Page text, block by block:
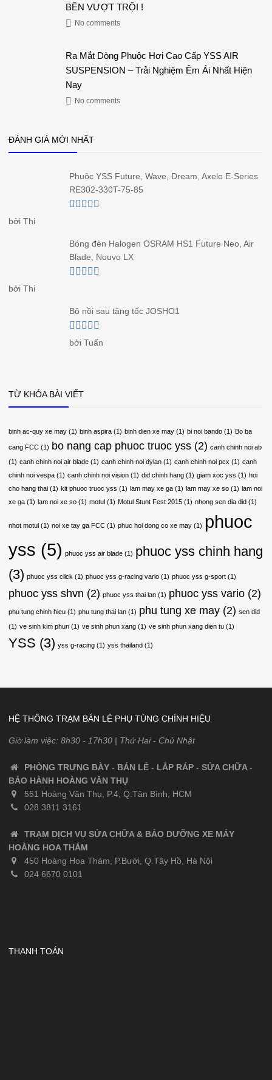
BỀN VƯỢT TRỘI !
No comments
Ra Mắt Dòng Phuộc Hơi Cao Cấp YSS AIR
SUSPENSION – Trải Nghiệm Êm Ái Nhất Hiện
Nay
No comments
ĐÁNH GIÁ MỚI NHẤT
Phuộc YSS Future, Wave, Dream, Axelo E-Series
RE302-330T-75-85
bởi Thi
Bóng đèn Halogen OSRAM HS1 Future Neo, Air
Blade, Nouvo LX
bởi Thi
Bộ nồi sau tăng tốc JOSHO1
Được xếp
hạng55 sao
bởi Tuấn
TỪ KHÓA BÀI VIẾT
binh ac-quy xe may (1) binh aspira (1) binh dien xe may (1) bi noi bando (1) Bo ba
cang FCC (1) bo nang cap phuoc truoc yss (2) canh chinh noi ab
(1) canh chinh noi air blade (1) canh chinh noi dylan (1) canh chinh noi pcx (1) canh
chinh noi vespa (1) canh chinh noi vision (1) did chinh hang (1) giam xoc yss (1) hoi
cho hang thai (1) kit phuoc truoc yss (1) lam may xe ga (1) lam may xe so (1) lam noi
xe ga (1) lam noi xe so (1) motul (1) Motul Stunt Fest 2015 (1) nhong sen dia did (1)
nhot motul (1) noi xe tay ga FCC (1) phuc hoi dong co xe may (1) phuoc
yss (5) phuoc yss air blade (1) phuoc yss chinh hang
(3) phuoc yss click (1) phuoc yss g-racing vario (1) phuoc yss g-sport (1)
phuoc yss shvn (2) phuoc yss thai lan (1) phuoc yss vario (2)
phu tung chinh hieu (1) phu tung thai lan (1) phu tung xe may (2) sen did
(1) ve sinh kim phun (1) ve sinh phun xang (1) ve sinh phun xang dien tu (1)
YSS (3) yss g-racing (1) yss thailand (1)
HỆ THỐNG TRẠM BÁN LẺ PHỤ TÙNG CHÍNH HIỆU
Giờ làm việc: 8h30 - 17h30 | Thứ Hai - Chủ Nhật
PHÒNG TRƯNG BÀY - BÁN LẺ - LẮP RÁP - SỬA CHỮA -
BẢO HÀNH HOÀNG VĂN THỤ
551 Hoàng Văn Thụ, P.4, Q.Tân Bình, HCM
028 3811 3161
TRẠM DỊCH VỤ SỬA CHỮA & BẢO DƯỠNG XE MÁY
HOÀNG HOA THÁM
450 Hoàng Hoa Thám, P.Bưởi, Q.Tây Hồ, Hà Nội
024 6670 0101
THANH TOÁN